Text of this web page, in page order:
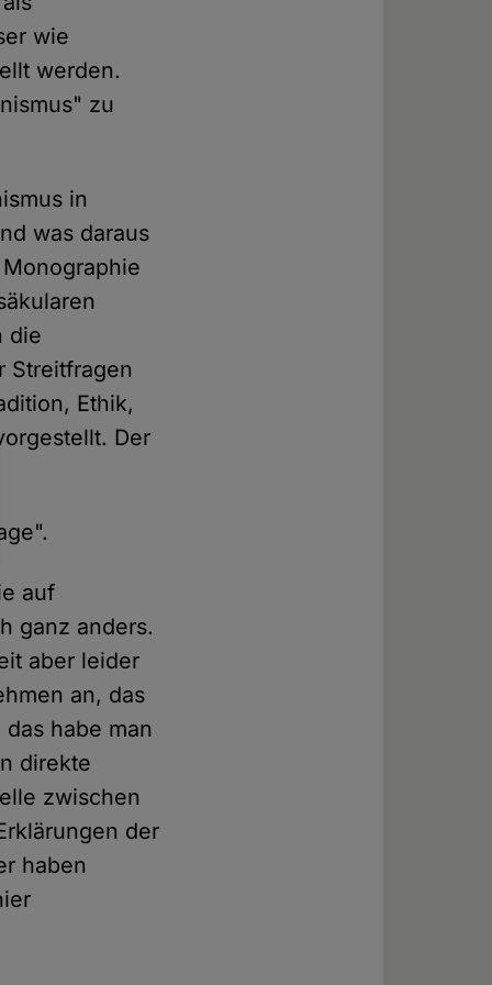
wie
werden.
zu
in
was daraus
die
Streitfragen
Ethik,
Der
auf
ganz anders.
aber leider
an, das
habe man
direkte
zwischen
der
haben